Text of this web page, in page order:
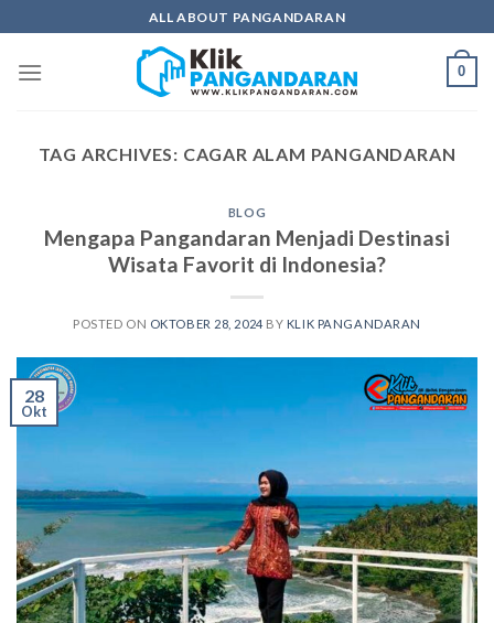
to
content
ALL ABOUT PANGANDARAN
0
TAG ARCHIVES: CAGAR ALAM PANGANDARAN
BLOG
Mengapa Pangandaran Menjadi Destinasi
Wisata Favorit di Indonesia?
POSTED ON OKTOBER 28, 2024 BY KLIK PANGANDARAN
28
Okt